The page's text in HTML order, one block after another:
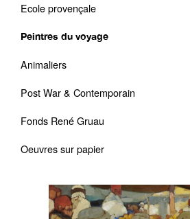
Ecole provençale
Peintres du voyage
Animaliers
Post War & Contemporain
Fonds René Gruau
Oeuvres sur papier